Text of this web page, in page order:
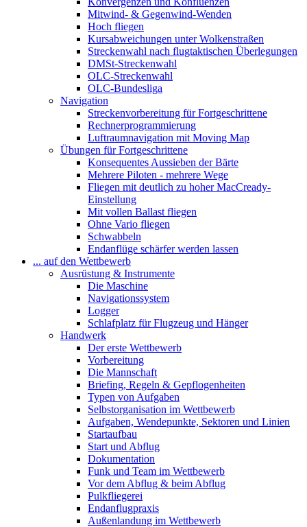
Mitwind- & Gegenwind-Wenden
Hoch fliegen
Kursabweichungen unter Wolkenstraßen
Streckenwahl nach flugtaktischen Überlegungen
DMSt-Streckenwahl
OLC-Streckenwahl
OLC-Bundesliga
Navigation
Streckenvorbereitung für Fortgeschrittene
Rechnerprogrammierung
Luftraumnavigation mit Moving Map
Übungen für Fortgeschrittene
Konsequentes Aussieben der Bärte
Mehrere Piloten - mehrere Wege
Fliegen mit deutlich zu hoher MacCready-
Einstellung
Mit vollen Ballast fliegen
Ohne Vario fliegen
Schwabbeln
Endanflüge schärfer werden lassen
... auf den Wettbewerb
Ausrüstung & Instrumente
Die Maschine
Navigationssystem
Logger
Schlafplatz für Flugzeug und Hänger
Handwerk
Der erste Wettbewerb
Vorbereitung
Die Mannschaft
Briefing, Regeln & Gepflogenheiten
Typen von Aufgaben
Selbstorganisation im Wettbewerb
Aufgaben, Wendepunkte, Sektoren und Linien
Startaufbau
Start und Abflug
Dokumentation
Funk und Team im Wettbewerb
Vor dem Abflug & beim Abflug
Pulkfliegerei
Endanflugpraxis
Außenlandung im Wettbewerb